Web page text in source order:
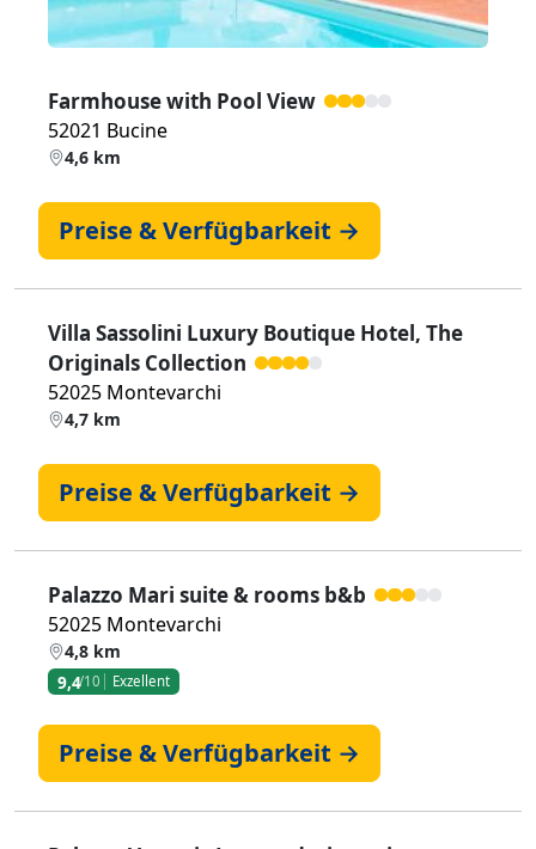
Farmhouse with Pool View
52021 Bucine
4,6 km
Preise & Verfügbarkeit →
Villa Sassolini Luxury Boutique Hotel, The
Originals Collection
52025 Montevarchi
4,7 km
Preise & Verfügbarkeit →
Palazzo Mari suite & rooms b&b
52025 Montevarchi
4,8 km
9,4/10 Exzellent
Preise & Verfügbarkeit →